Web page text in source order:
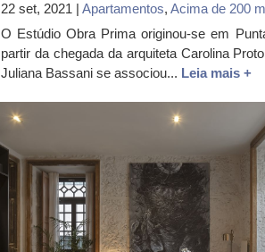
22 set, 2021 | Apartamentos, Acima de 200
O Estúdio Obra Prima originou-se em
partir da chegada da arquiteta Carolina
Juliana Bassani se associou... Leia mais +